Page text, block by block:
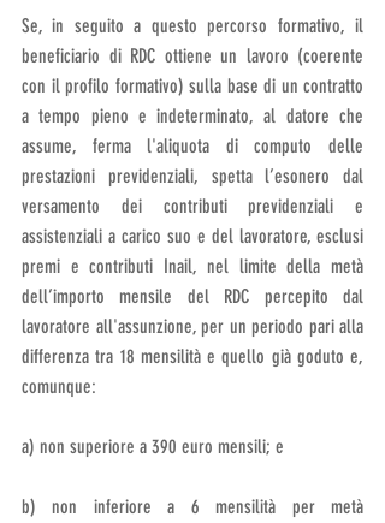
Se, in seguito a questo percorso formativo, il
beneficiario di RDC ottiene un lavoro (coerente
con il profilo formativo) sulla base di un contratto
a tempo pieno e indeterminato, al datore che
assume, ferma l'aliquota di computo delle
prestazioni previdenziali, spetta l’esonero dal
versamento dei contributi previdenziali e
assistenziali a carico suo e del lavoratore, esclusi
premi e contributi Inail, nel limite della metà
dell’importo mensile del RDC percepito dal
lavoratore all'assunzione, per un periodo pari alla
differenza tra 18 mensilità e quello già goduto e,
comunque:
a) non superiore a 390 euro mensili; e
b) non inferiore a 6 mensilità per metà